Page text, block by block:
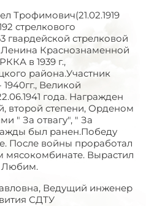
Трофимович(21.02.1919
стрелкового
гвардейской стрелковой
Краснознаменной
в 1939 г.,
района.Участник
Великой
года. Награжден
второй степени, Орденом
" За отвагу", " За
был ранен.Победу
После войны проработал
мясокомбинате. Вырастил
Любим.
Ведущий инженер
СДТУ